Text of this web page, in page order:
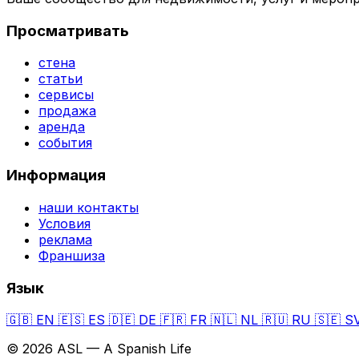
Просматривать
стена
статьи
сервисы
продажа
аренда
события
Информация
наши контакты
Условия
реклама
Франшиза
Язык
🇬🇧 EN 🇪🇸 ES 🇩🇪 DE 🇫🇷 FR 🇳🇱 NL 🇷🇺 RU 🇸🇪
© 2026 ASL — A Spanish Life